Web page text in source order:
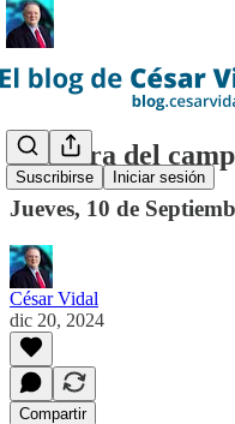
Suscribirse Iniciar sesión
Bitácora del
Jueves, 10 de
César Vidal
dic 20, 2024
Compartir